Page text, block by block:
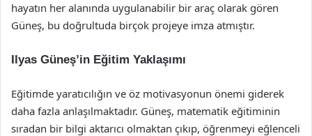
hayatın her alanında uygulanabilir bir araç olarak gören
Güneş, bu doğrultuda birçok projeye imza atmıştır.
Ilyas Güneş’in Eğitim Yaklaşımı
Eğitimde yaratıcılığın ve öz motivasyonun önemi giderek
daha fazla anlaşılmaktadır. Güneş, matematik eğitiminin
sıradan bir bilgi aktarıcı olmaktan çıkıp, öğrenmeyi eğlenceli